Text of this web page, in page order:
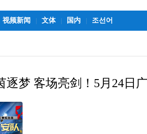
视频新闻 文体 国内 조선어
逐梦 客场亮剑！5月24日